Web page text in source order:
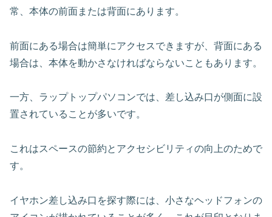
常、本体の前面または背面にあります。
前面にある場合は簡単にアクセスできますが、背面にある
場合は、本体を動かさなければならないこともあります。
一方、ラップトップパソコンでは、差し込み口が側面に設
置されていることが多いです。
これはスペースの節約とアクセシビリティの向上のためで
す。
イヤホン差し込み口を探す際には、小さなヘッドフォンの